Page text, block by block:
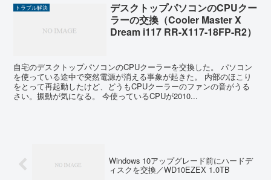
トラブル解決
デスクトップパソコンのCPUクー
ラーの交換（Cooler Master X
Dream i117 RR-X117-18FP-R2）
自宅のデスクトップパソコンのCPUクーラーを交換した。 パソコン
を使っている途中で突然電源が消える事象が起きた。 内部のほこり
をとって再起動したけど、どうもCPUクーラーのファンの音がうる
さい。振動が気になる。 今使っているCPUが2010...
Windows 10アップグレード前にハードデ
ィスクを交換／WD10EZEX 1.0TB